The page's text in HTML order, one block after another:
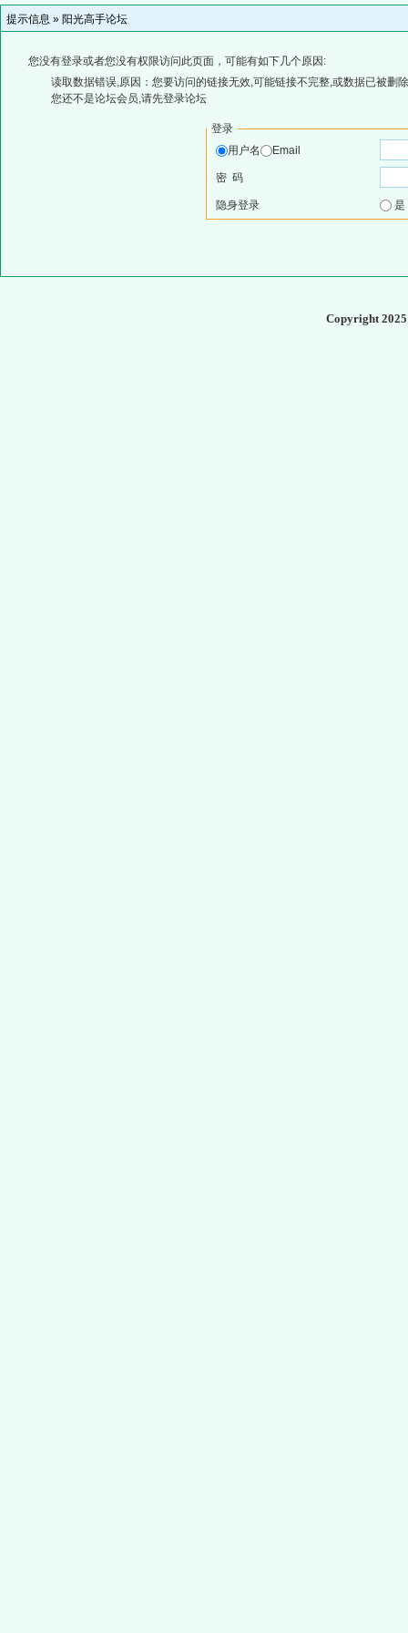
提示信息 » 阳光高手论坛
您没有登录或者您没有权限访问此页面，可能有如下几个原因:
读取数据错误,原因：您要访问的链接无效,可能链接不完整,或数据已被删
您还不是论坛会员,请先登录论坛
登录
用户名
Email
密 码
隐身登录
Copyright